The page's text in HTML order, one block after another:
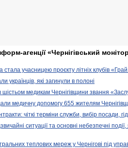
агенції «Чернігівський
стала учасницею проєкту літніх клубів
українців, які загинули в полоні
шістьом медикам Чернігівщини звання
медичну допомогу 655 жителям
чіткі терміни служби, вибір посади,
ситуації та основні небезпечні
теплових мереж у Чернігові під